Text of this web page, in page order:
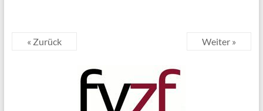
« Zurück Weiter »